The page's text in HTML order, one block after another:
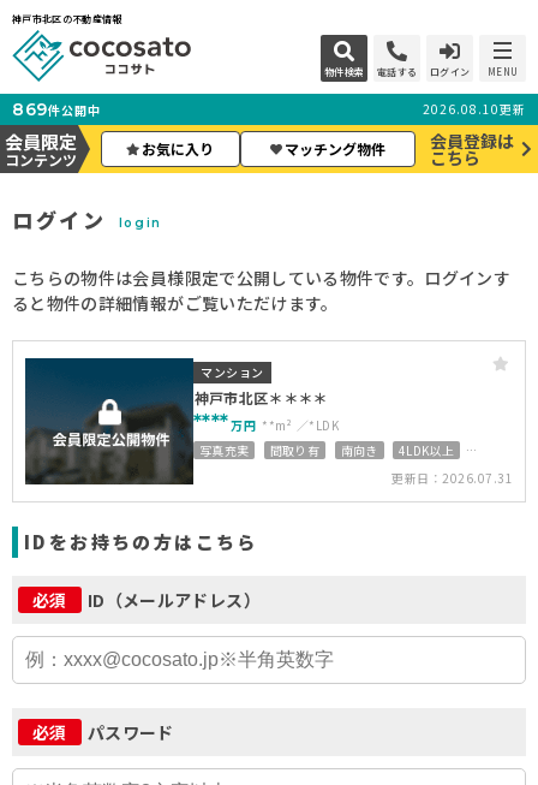
神戸市北区の不動産情報
物件検索 電話する ログイン MENU
869件公開中 2026.08.10更新
会員限定
コンテンツ
お気に入り マッチング物件 会員登録は
こちら
ログイン login
こちらの物件は会員様限定で公開している物件です。ログインす
ると物件の詳細情報がご覧いただけます。
マンション
神戸市北区＊＊＊＊
****万円 **m²
*LDK
写真充実
間取り有 南向き
4LDK以上
更新日：2026.07.31
IDをお持ちの方はこちら
必須 ID（メールアドレス）
必須 パスワード